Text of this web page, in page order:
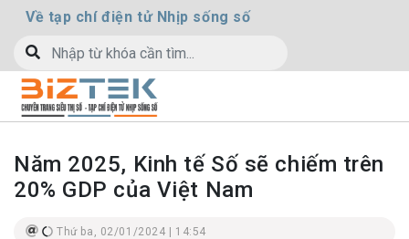
Về tạp chí điện tử Nhịp sống số
Năm 2025, Kinh tế Số sẽ chiếm trên
20% GDP của Việt Nam
Thứ ba, 02/01/2024 | 14:54